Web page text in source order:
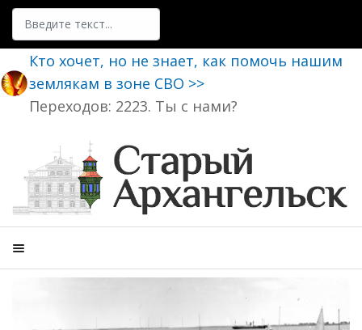
Поиск
Кто хочет, но не знает, как помочь нашим
землякам в зоне СВО >>
Переходов: 2223. Ты с нами?